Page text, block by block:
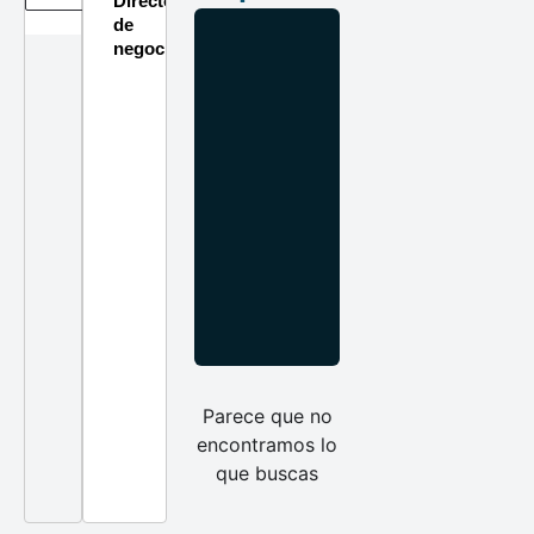
de
negocios
Parece que no
encontramos lo
que buscas